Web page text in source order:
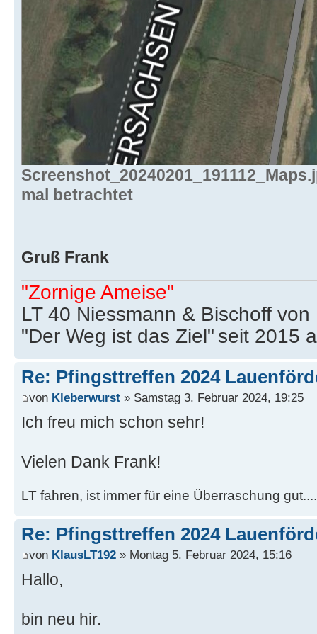
mal betrachtet
Gruß Frank
"Zornige Ameise"
LT 40 Niessmann & Bischoff von
"Der Weg ist das Ziel" seit 2015
Re: Pfingsttreffen 2024
von Kleberwurst » Samstag 3. Februar 2024, 19:25
Ich freu mich schon sehr!
Vielen Dank Frank!
LT fahren, ist immer für eine Überraschung
Re: Pfingsttreffen 2024
von KlausLT192 » Montag 5. Februar 2024, 15:16
Hallo,
bin neu hir.